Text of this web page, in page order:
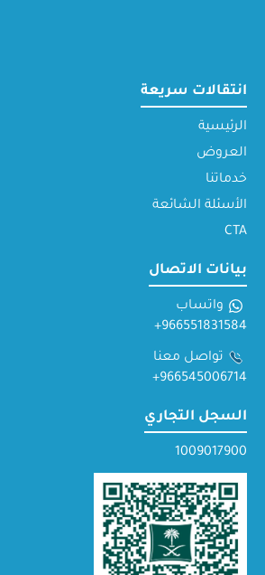
انتقالات سريعة
الرئيسية
العروض
خدماتنا
الأسئلة الشائعة
CTA
بيانات الاتصال
واتساب
966551831584+
تواصل معنا
966545006714+
السجل التجاري
1009017900